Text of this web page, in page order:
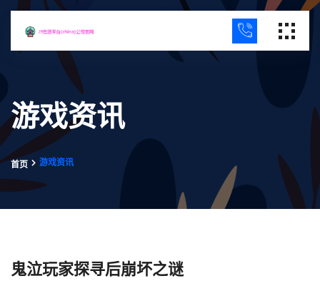
游戏资讯
首页 游戏资讯
鬼泣玩家探寻后崩坏之谜